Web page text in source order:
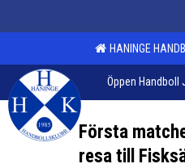
HANINGE
Öppen Handboll
Första
resa till